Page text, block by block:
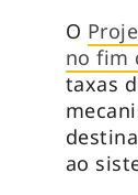
O
no fim
taxas
ao